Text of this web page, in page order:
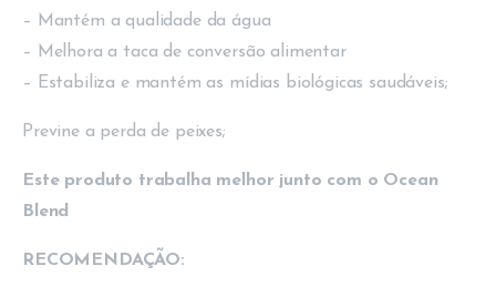
– Mantém a qualidade da água
– Melhora a taca de conversão alimentar
– Estabiliza e mantém as mídias biológicas saudáveis;
Previne a perda de peixes;
Este produto trabalha melhor junto com o Ocean
Blend
RECOMENDAÇÃO: